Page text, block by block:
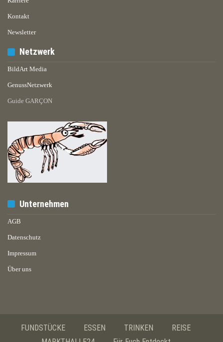
Kontakt
Newsletter
Netzwerk
BildArt Media
GenussNetzwerk
Guide GARÇON
Unternehmen
AGB
Datenschutz
Impressum
Über uns
FUNDSTÜCKE ESSEN TRINKEN
REISE